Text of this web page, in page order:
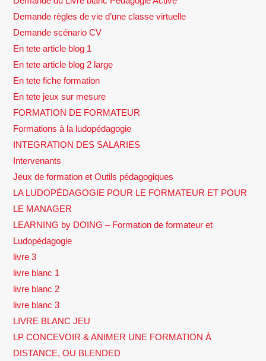
Demande règles de vie d’une classe virtuelle
Demande scénario CV
En tete article blog 1
En tete article blog 2 large
En tete fiche formation
En tete jeux sur mesure
FORMATION DE FORMATEUR
Formations à la ludopédagogie
INTEGRATION DES SALARIES
Intervenants
Jeux de formation et Outils pédagogiques
LA LUDOPÉDAGOGIE POUR LE FORMATEUR ET POUR
LE MANAGER
LEARNING by DOING – Formation de formateur et
Ludopédagogie
livre 3
livre blanc 1
livre blanc 2
livre blanc 3
LIVRE BLANC JEU
LP CONCEVOIR & ANIMER UNE FORMATION À
DISTANCE, OU BLENDED